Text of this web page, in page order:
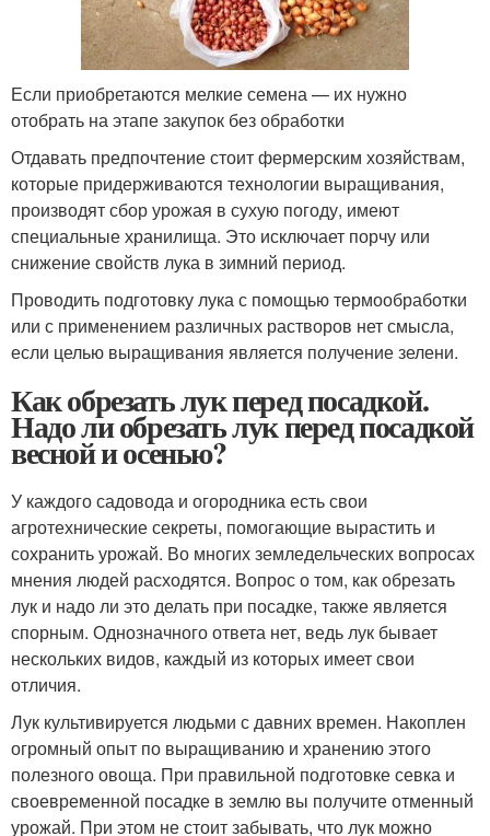
Если приобретаются мелкие семена — их нужно
отобрать на этапе закупок без обработки
Отдавать предпочтение стоит фермерским хозяйствам,
которые придерживаются технологии выращивания,
производят сбор урожая в сухую погоду, имеют
специальные хранилища. Это исключает порчу или
снижение свойств лука в зимний период.
Проводить подготовку лука с помощью термообработки
или с применением различных растворов нет смысла,
если целью выращивания является получение зелени.
Как обрезать лук перед посадкой.
Надо ли обрезать лук перед посадкой
весной и осенью?
У каждого садовода и огородника есть свои
агротехнические секреты, помогающие вырастить и
сохранить урожай. Во многих земледельческих вопросах
мнения людей расходятся. Вопрос о том, как обрезать
лук и надо ли это делать при посадке, также является
спорным. Однозначного ответа нет, ведь лук бывает
нескольких видов, каждый из которых имеет свои
отличия.
Лук культивируется людьми с давних времен. Накоплен
огромный опыт по выращиванию и хранению этого
полезного овоща. При правильной подготовке севка и
своевременной посадке в землю вы получите отменный
урожай. При этом не стоит забывать, что лук можно